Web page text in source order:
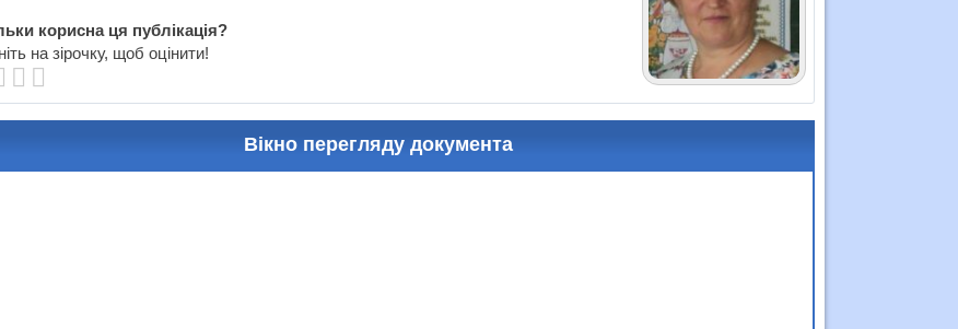
корисна ця публікація?
на зірочку, щоб оцінити!
Вікно перегляду документа